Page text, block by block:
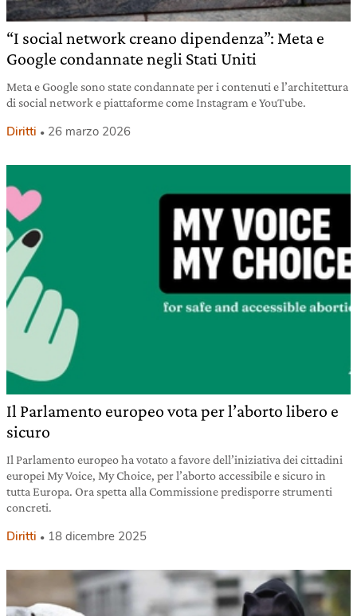
“I social network creano dipendenza”: Meta e
Google condannate negli Stati Uniti
Meta e Google sono state condannate per i contenuti e l’architettura
di social network e piattaforme come Instagram e YouTube.
Diritti 26 marzo 2026
Il Parlamento europeo vota per l’aborto libero e
sicuro
Il Parlamento europeo ha votato a favore dell’iniziativa dei cittadini
europei My Voice, My Choice, per l’aborto accessibile e sicuro in
tutta Europa. Ora spetta alla Commissione predisporre strumenti
concreti.
Diritti 18 dicembre 2025